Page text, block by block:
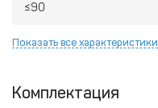
≤90
Показать все характеристики
Комплектация